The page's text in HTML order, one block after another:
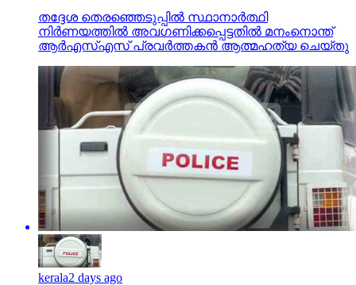
തദ്ദേശ തെരഞ്ഞെടുപ്പില്‍ സ്ഥാനാര്‍ത്ഥി
നിര്‍ണയത്തില്‍ അവഗണിക്കപ്പെട്ടതില്‍ മനംനൊന്ത്
ആര്‍എസ്എസ് പ്രവര്‍ത്തകന്‍ ആത്മഹത്യ ചെയ്തു
kerala2 days ago